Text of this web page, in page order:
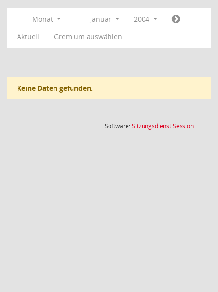
Monat Januar
2004
Aktuell
Gremium auswählen
Keine Daten gefunden.
Software:SitzungsdienstSession(Wird in